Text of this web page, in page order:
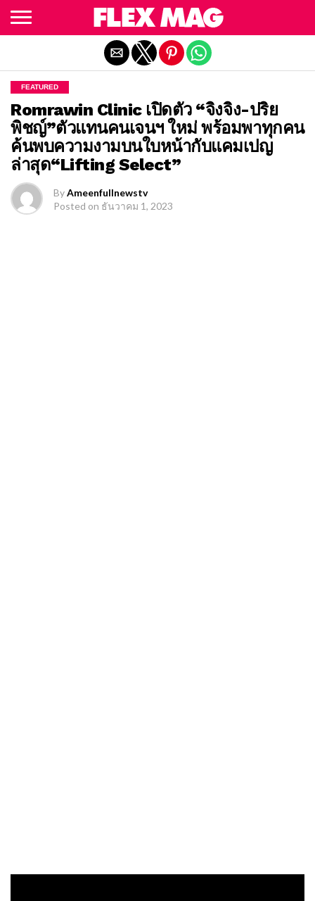
FEATURED
Romrawin Clinic เปิดตัว “จิงจิง-ปริย
พิชญ์”ตัวแทนคนเจนฯ ใหม่ พร้อมพาทุกคน
ค้นพบความงามบนใบหน้ากับแคมเปญ
ล่าสุด“Lifting Select”
ByAmeenfullnewstv
Posted on ธันวาคม 1, 2023
Exit mobile version